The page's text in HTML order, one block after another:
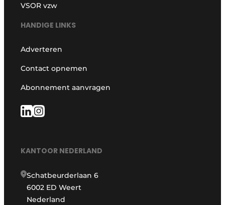
VSOR vzw
HANDIGE LINKS
Adverteren
Contact opnemen
Abonnement aanvragen
KANTOOR NEDERLAND
Schatbeurderlaan 6
6002 ED Weert
Nederland